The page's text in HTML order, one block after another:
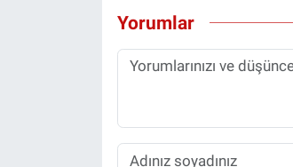
Yorumlar